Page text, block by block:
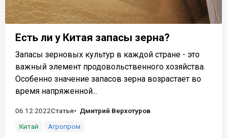
Есть ли у Китая запасы зерна?
Запасы зерновых культур в каждой стране - это
важный элемент продовольственного хозяйства.
Особенно значение запасов зерна возрастает во
время напряженной...
06.12.2022Статья
Дмитрий Верхотуров
Китай
Агропром